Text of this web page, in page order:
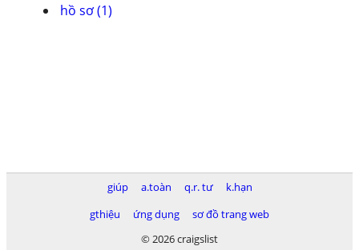
hồ sơ (1)
giúp a.toàn q.r. tư
k.hạn
gthiệu
ứng dụng
sơ đồ trang web
© 2026 craigslist